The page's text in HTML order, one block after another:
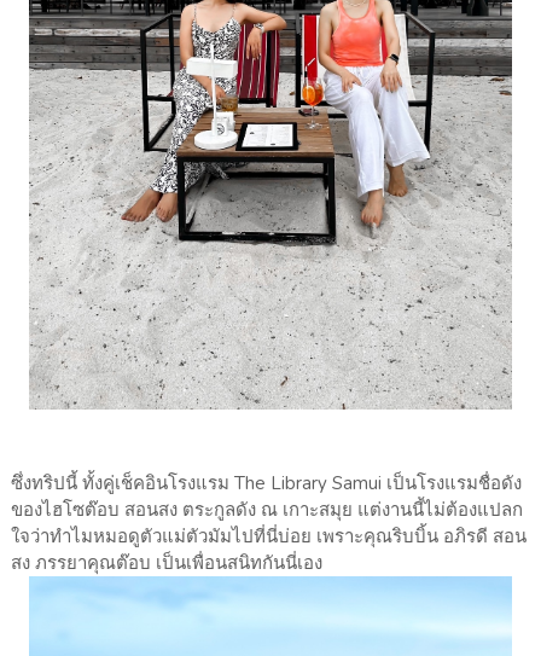
ซึ่งทริปนี้ ทั้งคู่เช็คอินโรงแรม The Library Samui เป็นโรงแรมชื่อดัง
ของไฮโซต๊อบ สอนสง ตระกูลดัง ณ เกาะสมุย แต่งานนี้ไม่ต้องแปลก
ใจว่าทำไมหมอดูตัวแม่ตัวมัมไปที่นี่บ่อย เพราะคุณริบบิ้น อภิรดี สอน
สง ภรรยาคุณต๊อบ เป็นเพื่อนสนิทกันนี่เอง